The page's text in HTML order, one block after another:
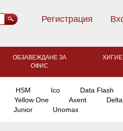
Регистрация
ОБЗАВЕЖДАНЕ ЗА
ОФИС
HSM Ico Data Flash
Yellow One Axent
Junior Unomax